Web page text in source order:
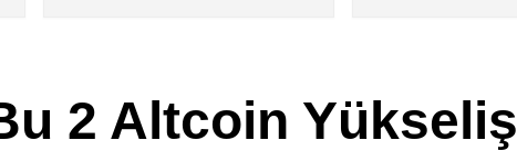
2 Altcoin Yükseliş